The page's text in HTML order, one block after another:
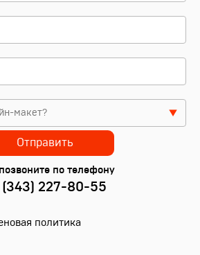
по телефону
(343) 227-80-55
политика